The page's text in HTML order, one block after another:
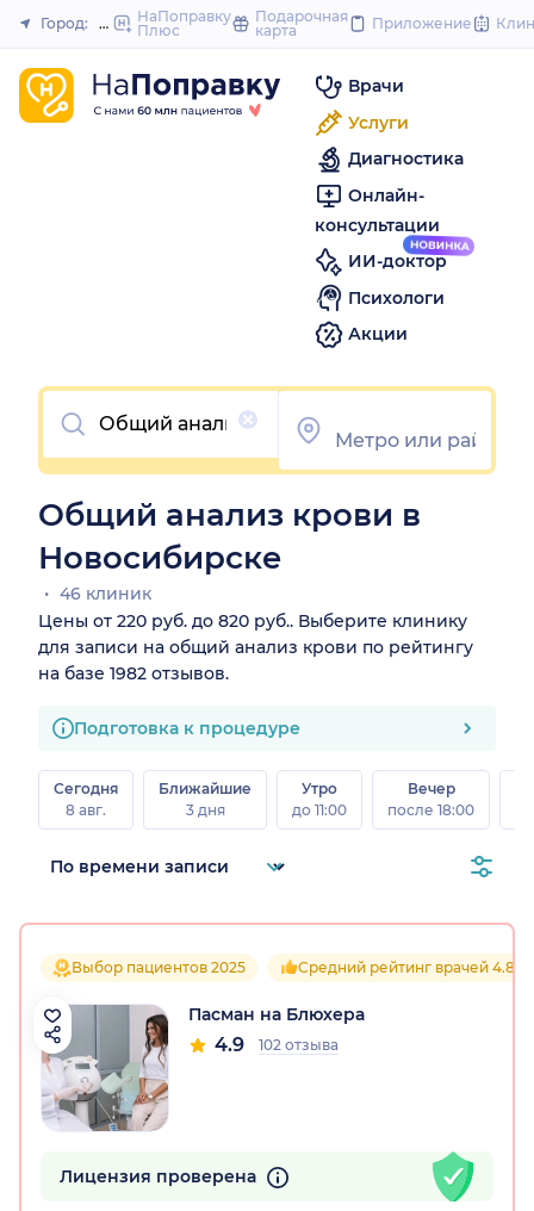
to
Закрыть
Город: Новосибирск
НаПоправку
Плюс
Подарочная
карта
Приложение
Врачи
Услуги
Диагностика
Онлайн-
консультации
ИИ-доктор
Психологи
Акции
Очистить
Общий анализ крови в
Новосибирске
46 клиник
Цены от 220 руб. до 820 руб.. Выберите клинику
для записи на общий анализ крови по рейтингу
на базе 1982 отзывов.
Подготовка к процедуре
Сегодня
8 авг.
Ближайшие
3 дня
Утро
до 11:00
Вечер
после 18:00
Выбор пациентов 2025 Средний рейтинг врачей 4.8
Пасман на Блюхера
4.9 102 отзыва
Лицензия проверена